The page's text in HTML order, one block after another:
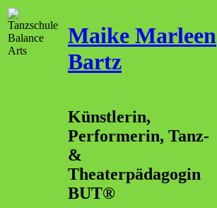
Maike Marleen
Bartz
Künstlerin,
Performerin, Tanz-
&
Theaterpädagogin
BUT®